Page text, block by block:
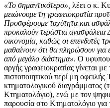
«Το σημαντικότερο», λέει ο κ.
μειώνουμε τη γραφειοκρατία
Προσφέρουμε ταχύτητα και
προκαλούν τεράστια ανασφάλεια
οικονομία, καθώς οι επενδυτές
μαθαίνουν ότι θα πληρώσουν για
από μεγάλο διάστημα». Ο
αργής γραφειοκρατίας γίνεται
πιστοποιητικού περί μη
κτηματολογικού διαγράμματος
Κτηματολόγιο), ενώ με τον
παρουσία στο Κτηματολόγιο για